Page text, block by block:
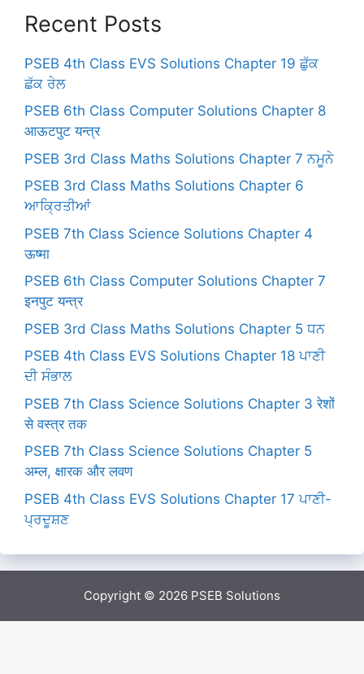
Recent Posts
PSEB 4th Class EVS Solutions Chapter 19 ਛੁੱਕ
ਛੱਕ ਰੇਲ
PSEB 6th Class Computer Solutions Chapter 8
आऊटपुट यन्त्र
PSEB 3rd Class Maths Solutions Chapter 7 ਨਮੂਨੇ
PSEB 3rd Class Maths Solutions Chapter 6
ਆਕ੍ਰਿਤੀਆਂ
PSEB 7th Class Science Solutions Chapter 4
ऊष्मा
PSEB 6th Class Computer Solutions Chapter 7
इनपुट यन्त्र
PSEB 3rd Class Maths Solutions Chapter 5 ਧਨ
PSEB 4th Class EVS Solutions Chapter 18 ਪਾਣੀ
ਦੀ ਸੰਭਾਲ
PSEB 7th Class Science Solutions Chapter 3 रेशों
से वस्त्र तक
PSEB 7th Class Science Solutions Chapter 5
अम्ल, क्षारक और लवण
PSEB 4th Class EVS Solutions Chapter 17 ਪਾਣੀ-
ਪ੍ਰਦੂਸ਼ਣ
Copyright © 2026 PSEB Solutions